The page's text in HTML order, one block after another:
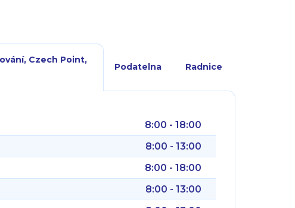
Czech Point,
Podatelna Radnice
8:00 - 18:00
8:00 - 13:00
8:00 - 18:00
8:00 - 13:00